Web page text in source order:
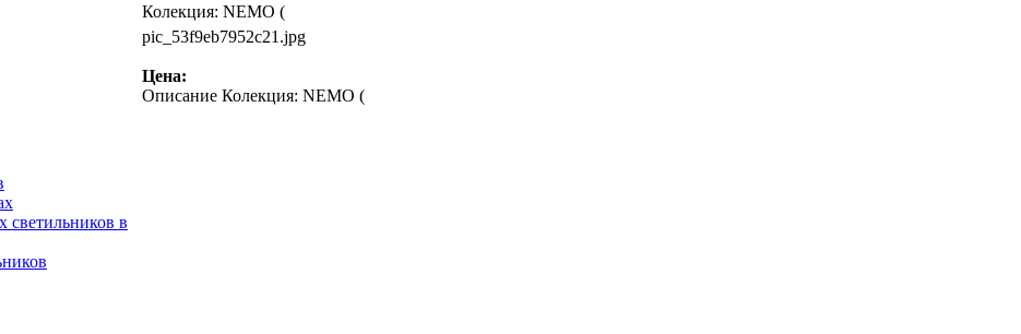
светильников в
Колекция: NEMO (
pic_53f9eb7952c21.jpg
Цена:
Описание Колекция: NEMO (